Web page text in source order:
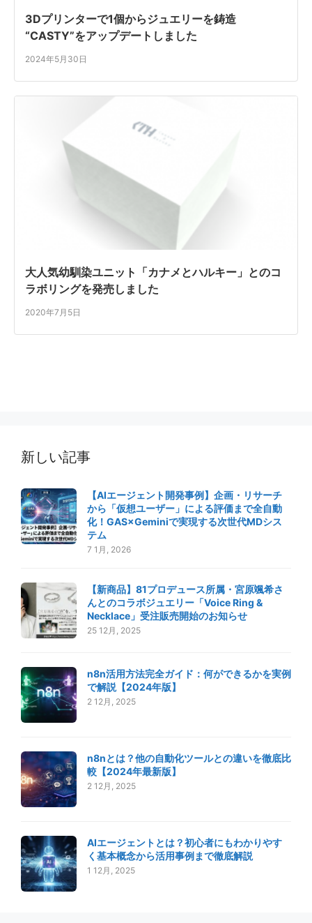
3Dプリンターで1個からジュエリーを鋳造
“CASTY”をアップデートしました
2024年5月30日
大人気幼馴染ユニット「カナメとハルキー」とのコ
ラボリングを発売しました
2020年7月5日
新しい記事
【AIエージェント開発事例】企画・リサーチ
から「仮想ユーザー」による評価まで全自動
化！GAS×Geminiで実現する次世代MDシス
テム
7 1月, 2026
【新商品】81プロデュース所属・宮原颯希さ
んとのコラボジュエリー「Voice Ring &
Necklace」受注販売開始のお知らせ
25 12月, 2025
n8n活用方法完全ガイド：何ができるかを実例
で解説【2024年版】
2 12月, 2025
n8nとは？他の自動化ツールとの違いを徹底比
較【2024年最新版】
2 12月, 2025
AIエージェントとは？初心者にもわかりやす
く基本概念から活用事例まで徹底解説
1 12月, 2025